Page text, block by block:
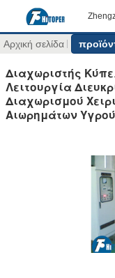
Αρχική σελίδα
Διαχωριστής
Λειτουργία
Διαχωρισμού
Αιωρημάτων